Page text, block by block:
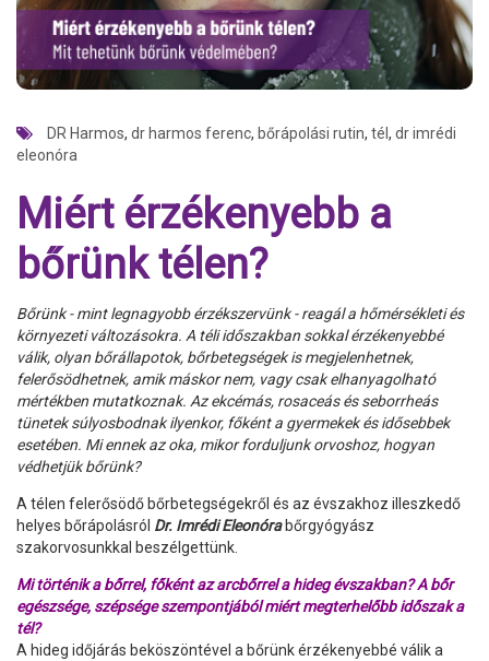
DR Harmos, dr harmos ferenc, bőrápolási rutin, tél , dr imrédi
eleonóra
Miért érzékenyebb a
bőrünk télen?
Bőrünk - mint legnagyobb érzékszervünk - reagál a hőmérsékleti és
környezeti változásokra. A téli időszakban sokkal érzékenyebbé
válik, olyan bőrállapotok, bőrbetegségek is megjelenhetnek,
felerősödhetnek, amik máskor nem, vagy csak elhanyagolható
mértékben mutatkoznak. Az ekcémás, rosaceás és seborrheás
tünetek súlyosbodnak ilyenkor, főként a gyermekek és idősebbek
esetében. Mi ennek az oka, mikor forduljunk orvoshoz, hogyan
védhetjük bőrünk?
A télen felerősödő bőrbetegségekről és az évszakhoz illeszkedő
helyes bőrápolásról Dr. Imrédi Eleonórabőrgyógyász
szakorvosunkkal beszélgettünk.
Mi történik a bőrrel, főként az arcbőrrel a hideg évszakban? A bőr
egészsége, szépsége szempontjából miért megterhelőbb időszak a
tél?
A hideg időjárás beköszöntével a bőrünk érzékenyebbé válik a